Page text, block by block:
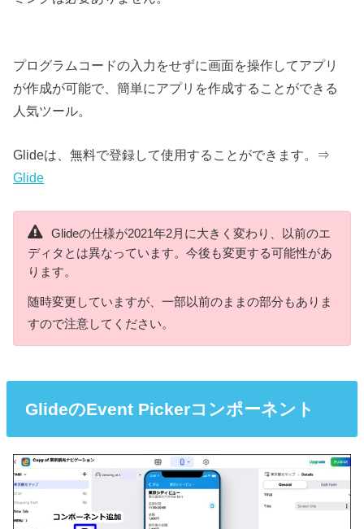
プログラムコードの入力をせずに画面を操作してアプリ
が作成が可能で、簡単にアプリを作成することができる
人気ツール。
Glideは、無料で登録して使用することができます。⇒
Glide
Glideの仕様が2021年2月に大きく変わり、以前のエ
ディタとは異なっています。今後も変更する可能性があ
ります。
随時変更していますが、一部以前のままの部分もありま
すので注意してください。
GlideのEvent Pickerコンポーネント